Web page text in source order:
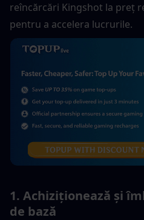
reîncărcări Kingshot la preț
pentru a accelera lucrurile.
1. Achiziționează și
de bază